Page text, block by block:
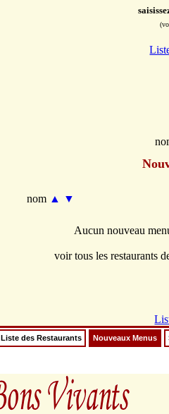
nom ▲ ▼
Aucun nouveau
voir tous les restaurants
Liste des Restaurants Nouveaux Menus